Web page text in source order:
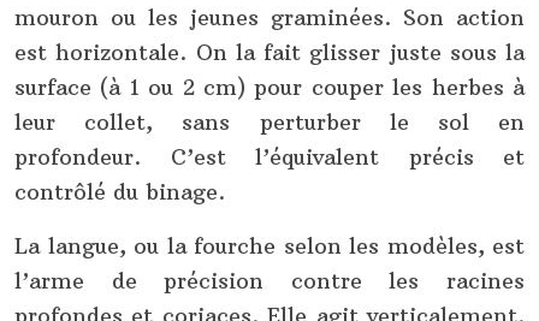
mouron ou les jeunes graminées. Son action
est horizontale. On la fait glisser juste sous la
surface (à 1 ou 2 cm) pour couper les herbes à
leur collet, sans perturber le sol en
profondeur. C’est l’équivalent précis et
contrôlé du binage.
La langue, ou la fourche selon les modèles, est
l’arme de précision contre les racines